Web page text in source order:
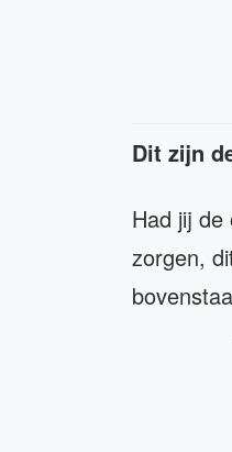
Dit zijn
Had jij
zorgen,